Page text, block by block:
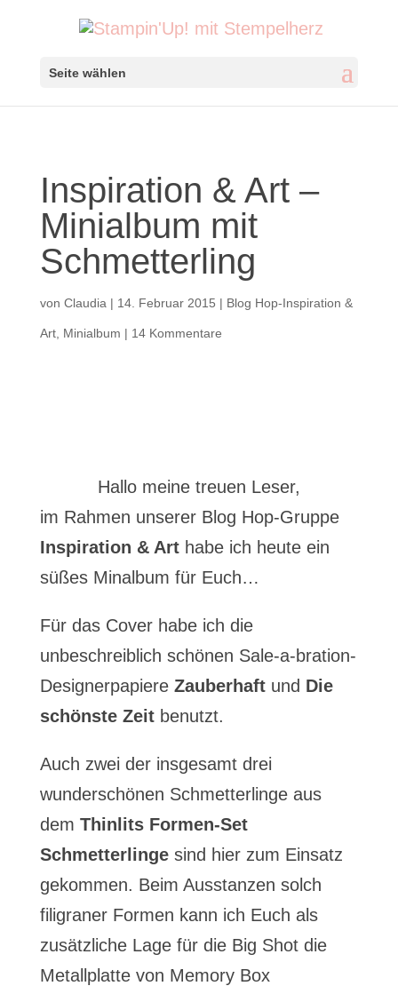
Seite wählen
Inspiration & Art –
Minialbum mit
Schmetterling
von Claudia | 14. Februar 2015 | Blog Hop-Inspiration &
Art, Minialbum | 14 Kommentare
Hallo meine treuen Leser,
im Rahmen unserer Blog Hop-Gruppe
Inspiration & Arthabe ich heute ein
süßes Minalbum für Euch…
Für das Cover habe ich die
unbeschreiblich schönen Sale-a-bration-
Designerpapiere Zauberhaftund Die
schönste Zeitbenutzt.
Auch zwei der insgesamt drei
wunderschönen Schmetterlinge aus
dem Thinlits Formen-Set
Schmetterlingesind hier zum Einsatz
gekommen. Beim Ausstanzen solch
filigraner Formen kann ich Euch als
zusätzliche Lage für die Big Shot die
Metallplatte von Memory Box